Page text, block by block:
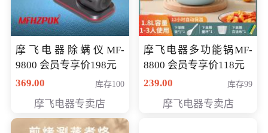
摩飞电器除螨仪MF-
9800 会员专享价198元
369.00
库存100
摩飞电器专卖店
摩飞电器多功能锅MF-
8800 会员专享价118元
239.00
库存99
摩飞电器专卖店